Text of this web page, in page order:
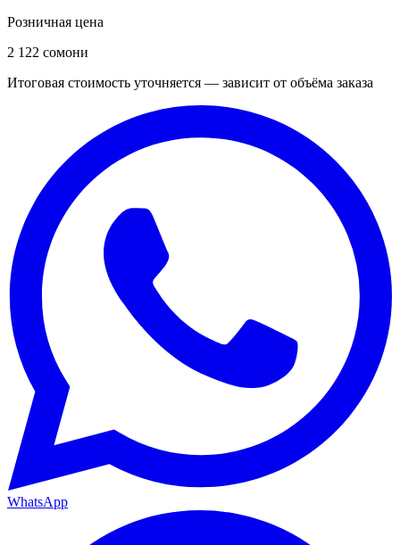
Розничная цена
2 122 сомони
Итоговая стоимость уточняется — зависит от объёма заказа
WhatsApp